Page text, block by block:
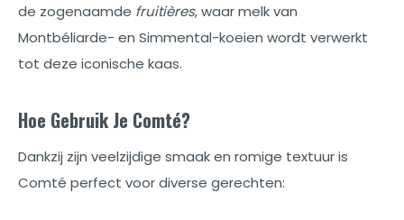
de zogenaamde fruitières, waar melk van
Montbéliarde- en Simmental-koeien wordt verwerkt
tot deze iconische kaas.
Hoe Gebruik Je Comté?
Dankzij zijn veelzijdige smaak en romige textuur is
Comté perfect voor diverse gerechten: